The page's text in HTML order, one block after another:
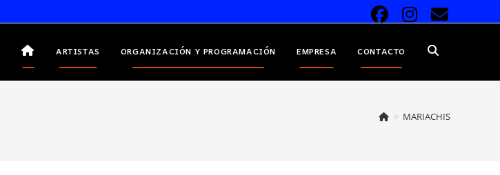
ARTISTAS ORGANIZACIÓN Y PROGRAMACIÓN EMPRESA CONTACTO ALTERNAR
> MARIACHIS